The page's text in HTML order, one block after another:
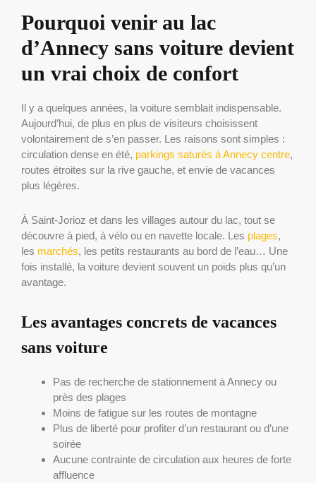
Pourquoi venir au lac
d’Annecy sans voiture devient
un vrai choix de confort
Il y a quelques années, la voiture semblait indispensable.
Aujourd’hui, de plus en plus de visiteurs choisissent
volontairement de s’en passer. Les raisons sont simples :
circulation dense en été, parkings saturés à Annecy centre,
routes étroites sur la rive gauche, et envie de vacances
plus légères.
À Saint-Jorioz et dans les villages autour du lac, tout se
découvre à pied, à vélo ou en navette locale. Les plages,
les marchés, les petits restaurants au bord de l’eau… Une
fois installé, la voiture devient souvent un poids plus qu’un
avantage.
Les avantages concrets de vacances
sans voiture
Pas de recherche de stationnement à Annecy ou
près des plages
Moins de fatigue sur les routes de montagne
Plus de liberté pour profiter d’un restaurant ou d’une
soirée
Aucune contrainte de circulation aux heures de forte
affluence